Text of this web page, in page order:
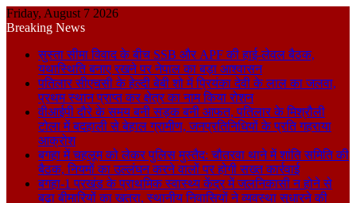
Friday, August 7 2026
Breaking News
सुस्ता सीमा विवाद के बीच SSB और APF की हाई-लेवल बैठक,
यथास्थिति बनाए रखने पर नेपाल का बड़ा आश्वासन
पतिलार सीएचसी के हेल्दी बेबी शो में प्रियंका देवी के लाल का जलवा,
प्रथम स्थान प्राप्त कर क्षेत्र का नाम किया रोशन
वीआईपी दौरे के समय बनी सड़क बनी आफत, पतिलार के मिश्रौली
टोला में बदहाली से बेहाल ग्रामीण, जनप्रतिनिधियों के प्रति गहराया
आक्रोश
बगहा में चहलूम को लेकर पुलिस मुस्तैद: चौतरवा थाने में शांति समिति की
बैठक, नियमों का उल्लंघन करने वालों पर होगी सख्त कार्रवाई
बगहा-1 प्रखंड के प्राथमिक स्वास्थ्य केंद्र में जलनिकासी न होने से
बढ़ा बीमारियों का खतरा, स्थानीय निवासियों ने व्यवस्था सुधारने की